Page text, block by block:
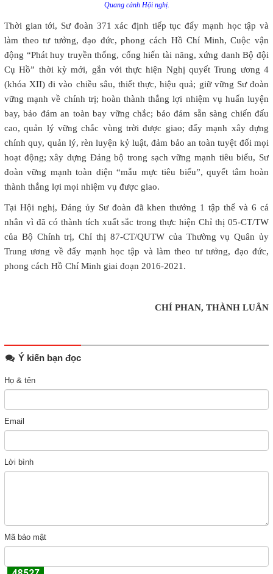
Quang cảnh Hội nghị.
Thời gian tới, Sư đoàn 371 xác định tiếp tục đẩy mạnh học tập và
làm theo tư tưởng, đạo đức, phong cách Hồ Chí Minh, Cuộc vận
động “Phát huy truyền thống, cống hiến tài năng, xứng danh Bộ đội
Cụ Hồ” thời kỳ mới, gắn với thực hiện Nghị quyết Trung ương 4
(khóa XII) đi vào chiều sâu, thiết thực, hiệu quả; giữ vững Sư đoàn
vững mạnh về chính trị; hoàn thành thắng lợi nhiệm vụ huấn luyện
bay, bảo đảm an toàn bay vững chắc; bảo đảm sẵn sàng chiến đấu
cao, quản lý vững chắc vùng trời được giao; đẩy mạnh xây dựng
chính quy, quản lý, rèn luyện kỷ luật, đảm bảo an toàn tuyệt đối mọi
hoạt động; xây dựng Đảng bộ trong sạch vững mạnh tiêu biểu, Sư
đoàn vững mạnh toàn diện “mẫu mực tiêu biểu”, quyết tâm hoàn
thành thắng lợi mọi nhiệm vụ được giao.
Tại Hội nghị, Đảng ủy Sư đoàn đã khen thưởng 1 tập thể và 6 cá
nhân vì đã có thành tích xuất sắc trong thực hiện Chỉ thị 05-CT/TW
của Bộ Chính trị, Chỉ thị 87-CT/QUTW của Thường vụ Quân ủy
Trung ương về đẩy mạnh học tập và làm theo tư tưởng, đạo đức,
phong cách Hồ Chí Minh giai đoạn 2016-2021.
CHÍ PHAN, THÀNH LUÂN
Ý kiến bạn đọc
Họ & tên
Email
Lời bình
Mã bảo mật